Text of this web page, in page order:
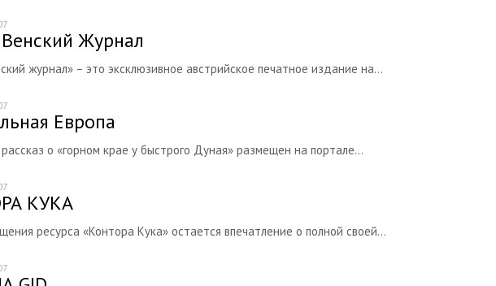
Журнал
журнал» – это эксклюзивное австрийское печатное издание на...
Европа
о «горном крае у быстрого Дуная» размещен на портале...
КУКА
ресурса «Контора Кука» остается впечатление о полной своей...